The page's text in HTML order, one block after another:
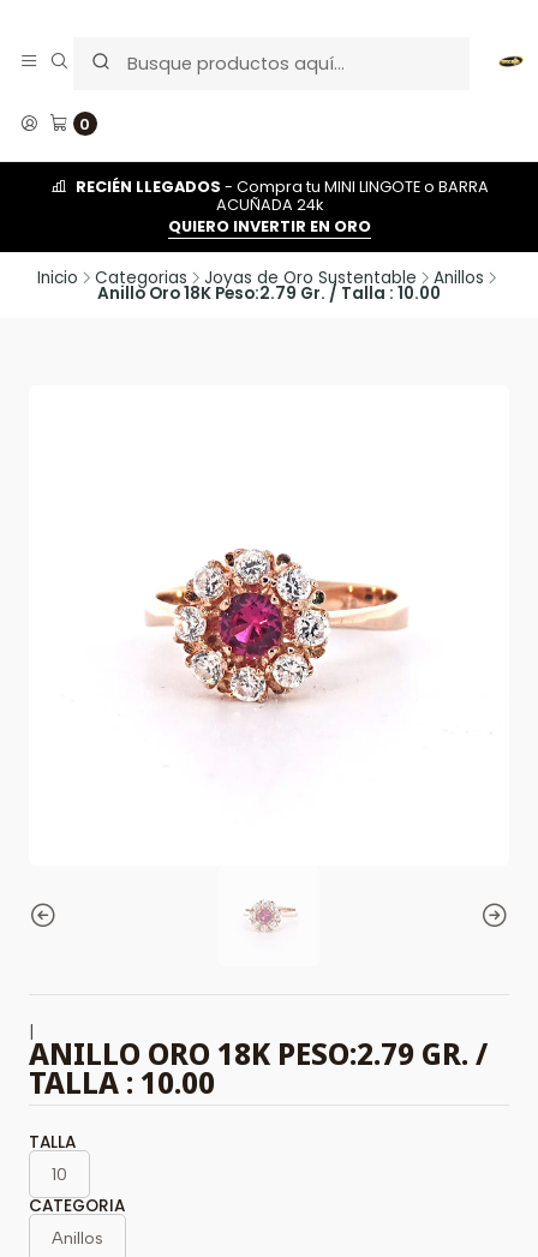
0
RECIÉN LLEGADOS - Compra tu MINI LINGOTE o BARRA
ACUÑADA 24k
QUIERO INVERTIR EN ORO
Inicio Categorias Joyas de Oro Sustentable Anillos
Anillo Oro 18K Peso:2.79 Gr. / Talla : 10.00
|
ANILLO ORO 18K PESO:2.79 GR. /
TALLA : 10.00
TALLA
10
CATEGORIA
Anillos